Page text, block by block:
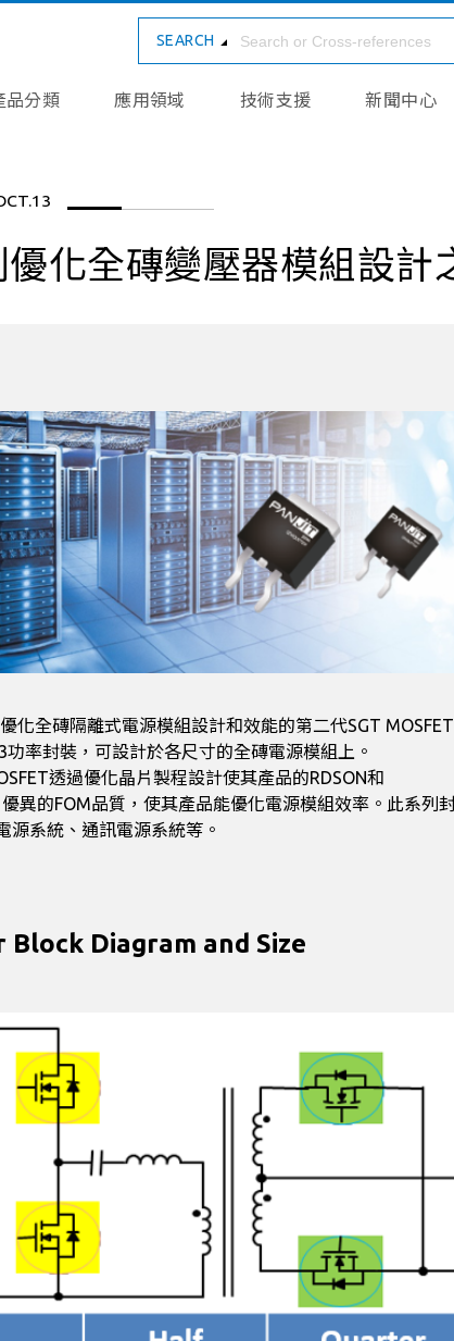
SEARCH
品分類 應用領域 技術支援 新聞中心
化全磚變壓器模組設計
化全磚隔離式電源模組設計和效能的第二代SGT
功率封裝，可設計於各尺寸的全磚電源模組上。
透過優化晶片製程設計使其產品的RDSON和
異的FOM品質，使其產品能優化電源模組效率。此系
源系統、通訊電源系統等。
Block Diagram and Size